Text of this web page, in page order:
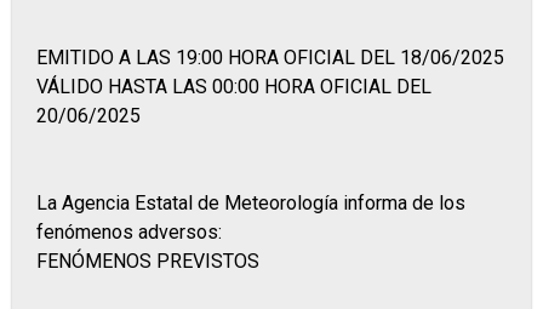
EMITIDO A LAS 19:00 HORA OFICIAL DEL 18/06/2025
VÁLIDO HASTA LAS 00:00 HORA OFICIAL DEL
20/06/2025
La Agencia Estatal de Meteorología informa de los
fenómenos adversos:
FENÓMENOS PREVISTOS